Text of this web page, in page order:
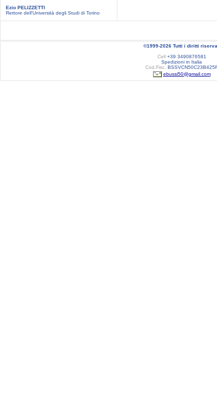
Ezio PELIZZETTI
Rettore dell'Università degli Studi di Torino
©1999-2026 Tutti i diritti
Cell+39 3490876581
Spedizioni in Italia
Cod.Fisc.
ebussi50@gmail.com